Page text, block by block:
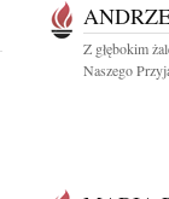
Z głębokim
Naszego